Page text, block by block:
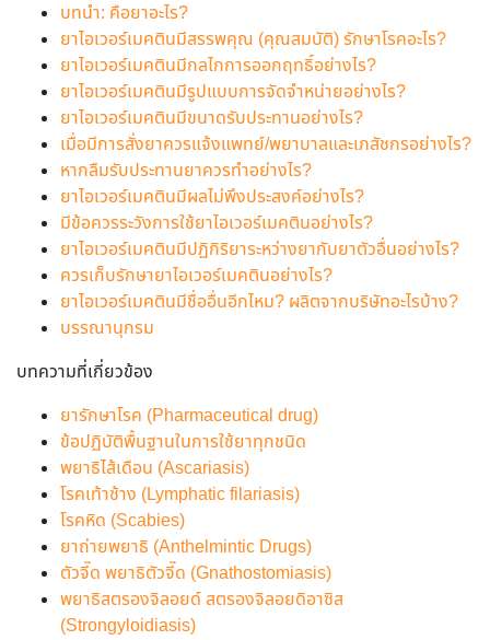
บทนำ: คือยาอะไร?
ยาไอเวอร์เมคตินมีสรรพคุณ (คุณสมบัติ) รักษาโรคอะไร?
ยาไอเวอร์เมคตินมีกลไกการออกฤทธิ์อย่างไร?
ยาไอเวอร์เมคตินมีรูปแบบการจัดจำหน่ายอย่างไร?
ยาไอเวอร์เมคตินมีขนาดรับประทานอย่างไร?
เมื่อมีการสั่งยาควรแจ้งแพทย์/พยาบาลและเภสัชกรอย่างไร?
หากลืมรับประทานยาควรทำอย่างไร?
ยาไอเวอร์เมคตินมีผลไม่พึงประสงค์อย่างไร?
มีข้อควรระวังการใช้ยาไอเวอร์เมคตินอย่างไร?
ยาไอเวอร์เมคตินมีปฏิกิริยาระหว่างยากับยาตัวอื่นอย่างไร?
ควรเก็บรักษายาไอเวอร์เมคตินอย่างไร?
ยาไอเวอร์เมคตินมีชื่ออื่นอีกไหม? ผลิตจากบริษัทอะไรบ้าง?
บรรณานุกรม
บทความที่เกี่ยวข้อง
ยารักษาโรค (Pharmaceutical drug)
ข้อปฏิบัติพื้นฐานในการใช้ยาทุกชนิด
พยาธิไส้เดือน (Ascariasis)
โรคเท้าช้าง (Lymphatic filariasis)
โรคหิด (Scabies)
ยาถ่ายพยาธิ (Anthelmintic Drugs)
ตัวจี๊ด พยาธิตัวจี๊ด (Gnathostomiasis)
พยาธิสตรองจิลอยด์ สตรองจิลอยดิอาซิส
(Strongyloidiasis)